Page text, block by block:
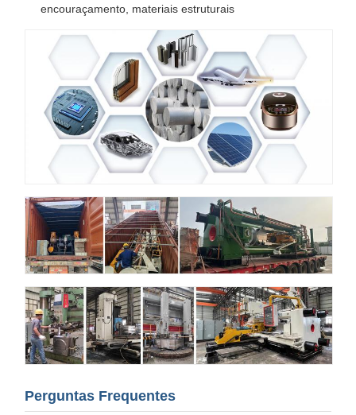
encouraçamento, materiais estruturais
Perguntas Frequentes